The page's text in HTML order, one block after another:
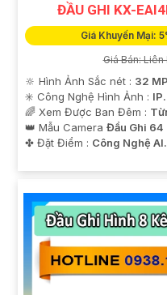
ĐẦU GHI KX-
Giá Khuyến Mại:
Giá Bán: Liên
🔆 Hình Ảnh Sắc nét : 32
✳️ Công Nghệ Hình Ảnh : IP.
🌈 Xem Được Ban Đêm :
👑 Mẫu Camera Đầu Ghi 64
️✤ Đặt Điểm : Công Nghệ AI.